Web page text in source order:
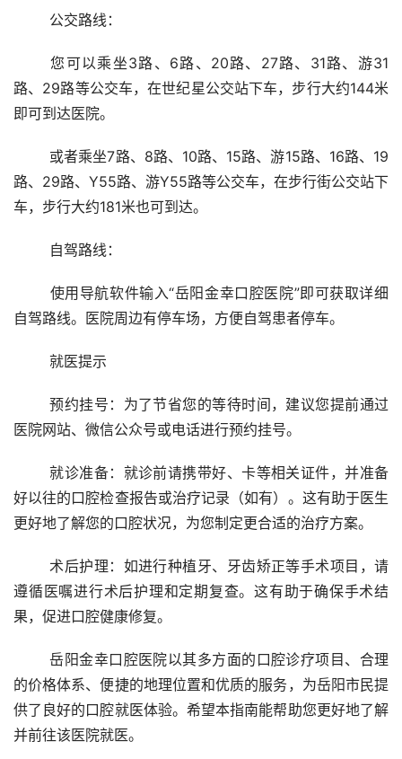
	公交路线：
	您可以乘坐3路、6路、20路、27路、31路、游31
路、29路等公交车，在世纪星公交站下车，步行大约144米
即可到达医院。
路、29路、Y55路、游Y55路等公交车，在步行街公交站下
车，步行大约181米也可到达。
	自驾路线：
自驾路线。医院周边有停车场，方便自驾患者停车。
	就医提示
	预约挂号：为了节省您的等待时间，建议您提前通过
医院网站、微信公众号或电话进行预约挂号。
	就诊准备：就诊前请携带好、卡等相关证件，并准备
好以往的口腔检查报告或治疗记录（如有）。这有助于医生
更好地了解您的口腔状况，为您制定更合适的治疗方案。
	术后护理：如进行种植牙、牙齿矫正等手术项目，请
遵循医嘱进行术后护理和定期复查。这有助于确保手术结
果，促进口腔健康修复。
	岳阳金幸口腔医院以其多方面的口腔诊疗项目、合理
的价格体系、便捷的地理位置和优质的服务，为岳阳市民提
供了良好的口腔就医体验。希望本指南能帮助您更好地了解
并前往该医院就医。